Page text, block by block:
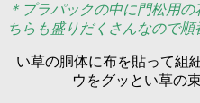
＊プラパックの中に門松用
ちらも盛りだくさんなので
い草の胴体に布を貼って組
ウをグッとい草の